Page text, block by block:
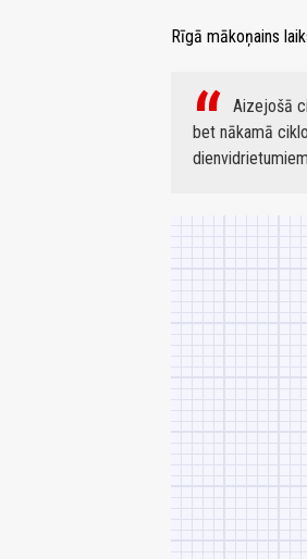
Rīgā mākoņains
Aizejošā
bet nākamā